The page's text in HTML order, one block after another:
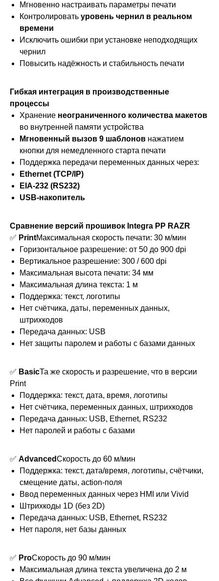
Мгновенно настраивать параметры печати
Контролировать уровень чернил в реальном
времени
Исключить ошибки при установке неподходящих
чернил
Повысить надёжность и стабильность печати
Гибкая интеграция в производственные
процессы
Хранение неограниченного количества макетов
во внутренней памяти устройства
Мгновенный вызов 9 шаблонов нажатием
кнопки для немедленного старта печати
Поддержка передачи переменных данных через:
Ethernet (TCP/IP)
EIA-232 (RS232)
USB-накопитель
Сравнение версий прошивок Integra PP RAZR
✅ PrintМаксимальная скорость печати: 30 м/мин
Горизонтальное разрешение: от 50 до 900 dpi
Вертикальное разрешение: 300 / 600 dpi
Максимальная высота печати: 34 мм
Максимальная длина текста: 1 м
Поддержка: текст, логотипы
Нет счётчика, даты, переменных данных,
штрихкодов
Передача данных: USB
Нет защиты паролем и работы с базами данных
✅ BasicТа же скорость и разрешение, что в версии
Print
Поддержка: текст, дата, время, логотипы
Нет счётчика, переменных данных, штрихкодов
Передача данных: USB, Ethernet, RS232
Нет паролей и работы с базами
✅ AdvancedСкорость до 60 м/мин
Поддержка: текст, дата/время, логотипы, счётчики,
смещение даты, action-поля
Ввод переменных данных через HMI или Vivid
Штрихкоды 1D (без 2D)
Передача данных: USB, Ethernet, RS232
Нет пароля, нет базы данных
✅ ProСкорость до 90 м/мин
Максимальная длина текста увеличена до 2 м